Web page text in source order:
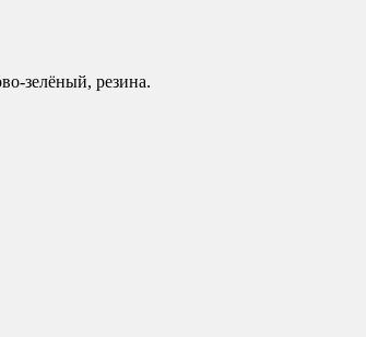
зелёный, резина.